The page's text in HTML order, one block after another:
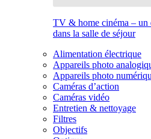
TV & home cinéma – un
dans la salle de séjour
Alimentation électrique
Appareils photo
Appareils photo
Caméras d’action
Caméras vidéo
Entretien & nettoyage
Filtres
Objectifs